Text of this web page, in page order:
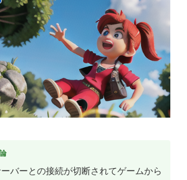
バーとの接続が切断されてゲームから